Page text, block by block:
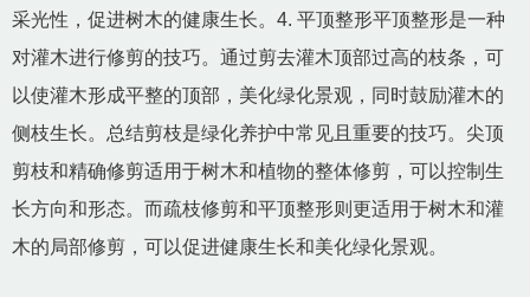
采光性，促进树木的健康生长。4. 平顶整形平顶整形是一种
对灌木进行修剪的技巧。通过剪去灌木顶部过高的枝条，可
以使灌木形成平整的顶部，美化绿化景观，同时鼓励灌木的
侧枝生长。总结剪枝是绿化养护中常见且重要的技巧。尖顶
剪枝和精确修剪适用于树木和植物的整体修剪，可以控制生
长方向和形态。而疏枝修剪和平顶整形则更适用于树木和灌
木的局部修剪，可以促进健康生长和美化绿化景观。